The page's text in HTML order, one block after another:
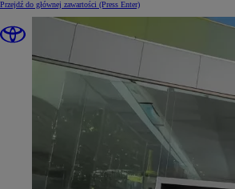
Przejdź do głównej zawartości (Press Enter)